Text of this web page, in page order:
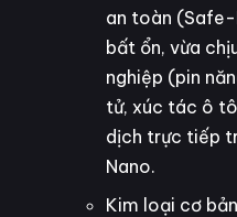
an toàn
bất ổn, vừa
nghiệp (pin
tử, xúc tác ô
dịch trực tiếp
Nano.
Kim loại cơ